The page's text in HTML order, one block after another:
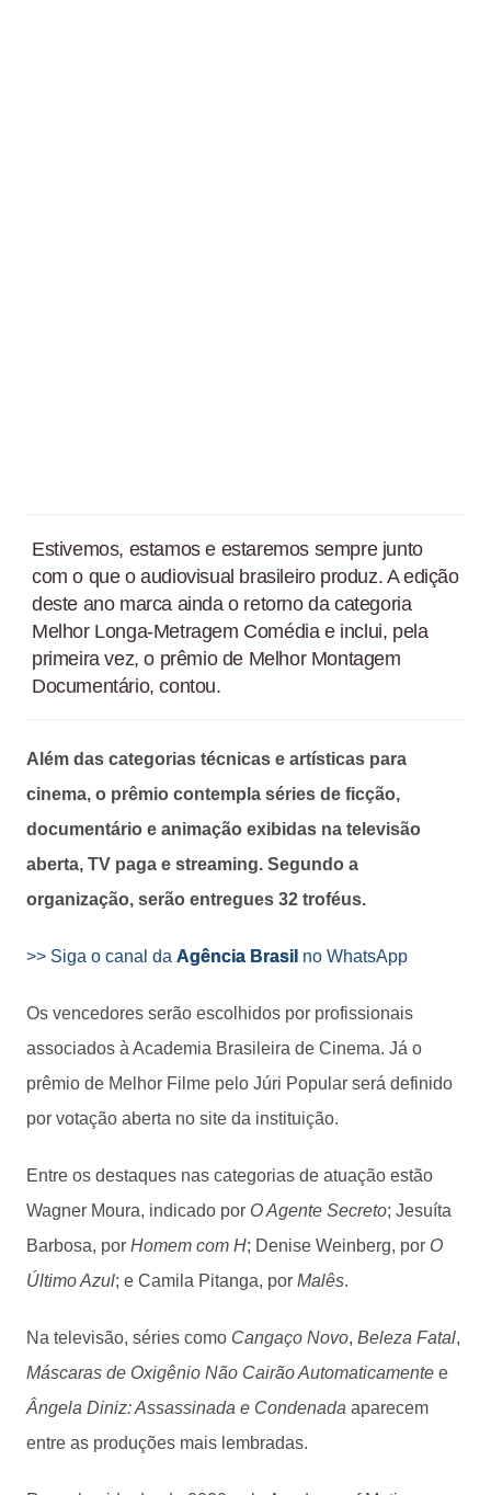
Estivemos, estamos e estaremos sempre junto
com o que o audiovisual brasileiro produz. A edição
deste ano marca ainda o retorno da categoria
Melhor Longa-Metragem Comédia e inclui, pela
primeira vez, o prêmio de Melhor Montagem
Documentário, contou.
Além das categorias técnicas e artísticas para
cinema, o prêmio contempla séries de ficção,
documentário e animação exibidas na televisão
aberta, TV paga e streaming. Segundo a
organização, serão entregues 32 troféus.
>> Siga o canal da Agência Brasil no WhatsApp
Os vencedores serão escolhidos por profissionais
associados à Academia Brasileira de Cinema. Já o
prêmio de Melhor Filme pelo Júri Popular será definido
por votação aberta no site da instituição.
Entre os destaques nas categorias de atuação estão
Wagner Moura, indicado por O Agente Secreto; Jesuíta
Barbosa, por Homem com H; Denise Weinberg, por O
Último Azul; e Camila Pitanga, por Malês.
Na televisão, séries como Cangaço Novo, Beleza Fatal,
Máscaras de Oxigênio Não Cairão Automaticamente e
Ângela Diniz: Assassinada e Condenada aparecem
entre as produções mais lembradas.